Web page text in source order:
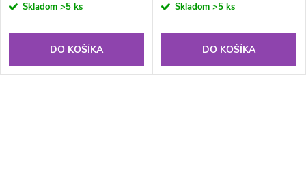
cena:Skladom >5 ks
DO KOŠÍKA
cena:Skladom >5 ks
DO KOŠÍKA